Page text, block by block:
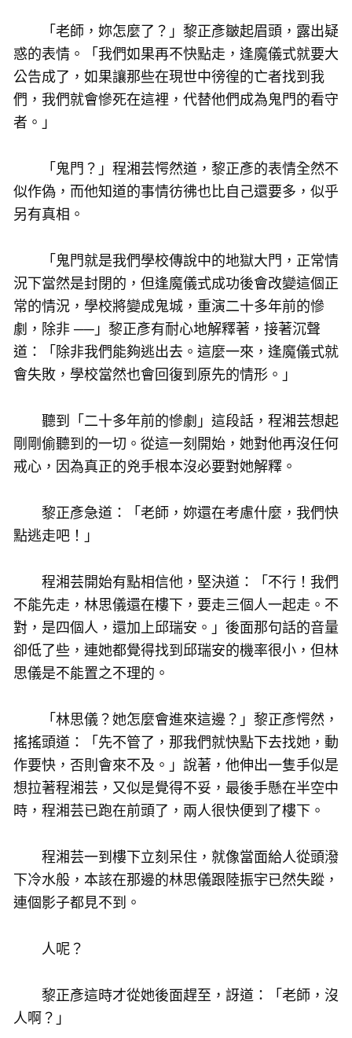
「老師，妳怎麼了？」黎正彥皺起眉頭，露出疑
惑的表情。「我們如果再不快點走，逢魔儀式就要大
公告成了，如果讓那些在現世中徬徨的亡者找到我
們，我們就會慘死在這裡，代替他們成為鬼門的看守
者。」
「鬼門？」程湘芸愕然道，黎正彥的表情全然不
似作偽，而他知道的事情彷彿也比自己還要多，似乎
另有真相。
「鬼門就是我們學校傳說中的地獄大門，正常情
況下當然是封閉的，但逢魔儀式成功後會改變這個正
常的情況，學校將變成鬼城，重演二十多年前的慘
劇，除非 ──」黎正彥有耐心地解釋著，接著沉聲
道：「除非我們能夠逃出去。這麼一來，逢魔儀式就
會失敗，學校當然也會回復到原先的情形。」
聽到「二十多年前的慘劇」這段話，程湘芸想起
剛剛偷聽到的一切。從這一刻開始，她對他再沒任何
戒心，因為真正的兇手根本沒必要對她解釋。
黎正彥急道：「老師，妳還在考慮什麼，我們快
點逃走吧！」
程湘芸開始有點相信他，堅決道：「不行！我們
不能先走，林思儀還在樓下，要走三個人一起走。不
對，是四個人，還加上邱瑞安。」後面那句話的音量
卻低了些，連她都覺得找到邱瑞安的機率很小，但林
思儀是不能置之不理的。
「林思儀？她怎麼會進來這邊？」黎正彥愕然，
搖搖頭道：「先不管了，那我們就快點下去找她，動
作要快，否則會來不及。」說著，他伸出一隻手似是
想拉著程湘芸，又似是覺得不妥，最後手懸在半空中
時，程湘芸已跑在前頭了，兩人很快便到了樓下。
程湘芸一到樓下立刻呆住，就像當面給人從頭潑
下冷水般，本該在那邊的林思儀跟陸振宇已然失蹤，
連個影子都見不到。
人呢？
黎正彥這時才從她後面趕至，訝道：「老師，沒
人啊？」